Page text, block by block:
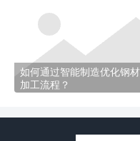
如何通过智能制造优化钢
加工流程？